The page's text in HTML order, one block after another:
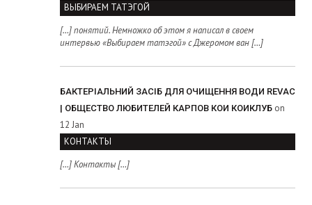
ВЫБИРАЕМ ТАТЭГОЙ
[…] понятий. Немножко об этом я написал в своем
интервью «Выбираем татэгой» с Джеромом ван […]
БАКТЕРІАЛЬНИЙ ЗАСІБ ДЛЯ ОЧИЩЕННЯ ВОДИ REVAC
| ОБЩЕСТВО ЛЮБИТЕЛЕЙ КАРПОВ КОИ КОИКЛУБ on
12 Jan
КОНТАКТЫ
[…] Контакты […]